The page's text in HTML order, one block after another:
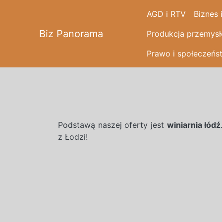
Biz Panorama
AGD i RTV Biznes
Produkcja
Prawo i
Podstawą naszej oferty jest winiarnia łódź
z Łodzi!